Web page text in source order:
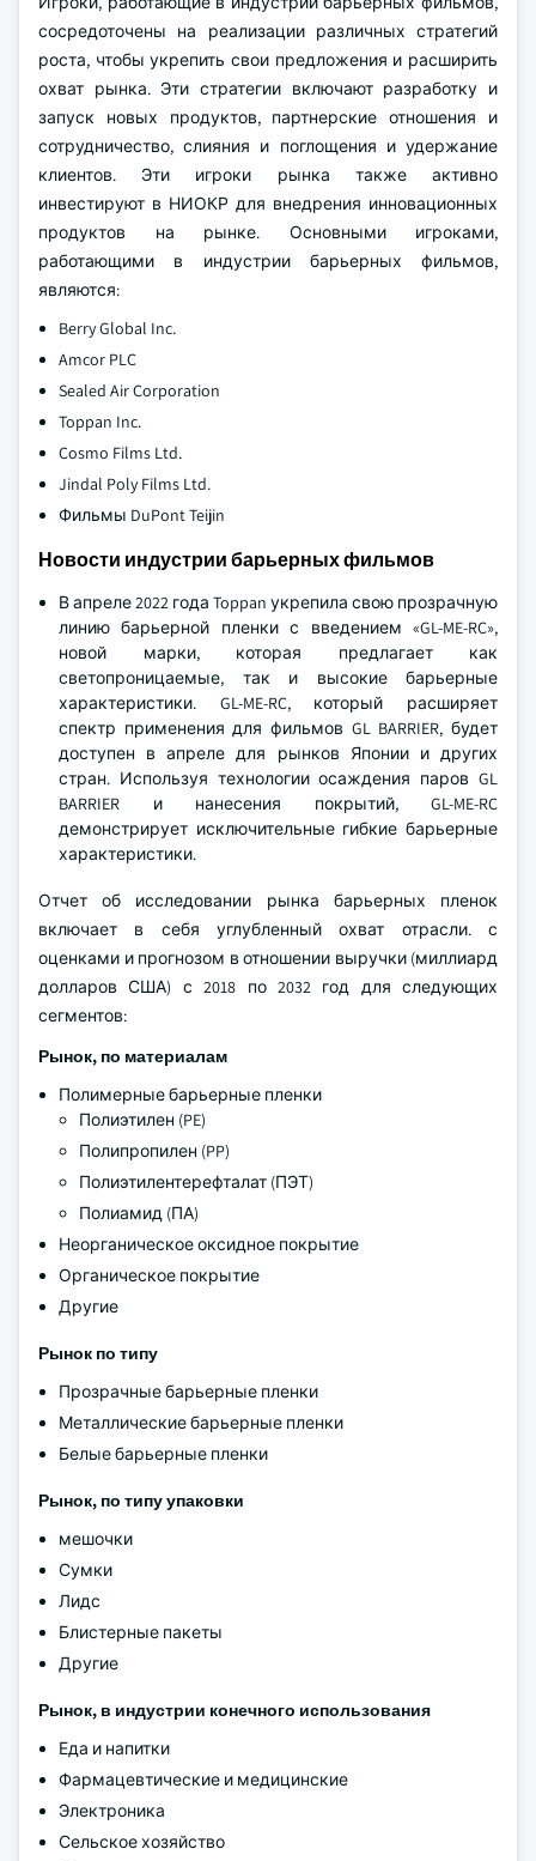
сосредоточены на реализации различных стратегий
роста, чтобы укрепить свои предложения и расширить
охват рынка. Эти стратегии включают разработку и
запуск новых продуктов, партнерские отношения и
сотрудничество, слияния и поглощения и удержание
клиентов. Эти игроки рынка также активно
инвестируют в НИОКР для внедрения инновационных
продуктов на рынке. Основными игроками,
работающими в индустрии барьерных фильмов,
являются:
Berry Global Inc.
Amcor PLC
Sealed Air Corporation
Toppan Inc.
Cosmo Films Ltd.
Jindal Poly Films Ltd.
Фильмы DuPont Teijin
Новости индустрии барьерных фильмов
В апреле 2022 года Toppan укрепила свою прозрачную
линию барьерной пленки с введением «GL-ME-RC»,
новой марки, которая предлагает как
светопроницаемые, так и высокие барьерные
характеристики. GL-ME-RC, который расширяет
спектр применения для фильмов GL BARRIER, будет
доступен в апреле для рынков Японии и других
стран. Используя технологии осаждения паров GL
BARRIER и нанесения покрытий, GL-ME-RC
демонстрирует исключительные гибкие барьерные
характеристики.
Отчет об исследовании рынка барьерных пленок
включает в себя углубленный охват отрасли. с
оценками и прогнозом в отношении выручки (миллиард
долларов США) с 2018 по 2032 год для следующих
сегментов:
Рынок, по материалам
Полимерные барьерные пленки
Полиэтилен (PE)
Полипропилен (PP)
Полиэтилентерефталат (ПЭТ)
Полиамид (ПА)
Неорганическое оксидное покрытие
Органическое покрытие
Другие
Рынок по типу
Прозрачные барьерные пленки
Металлические барьерные пленки
Белые барьерные пленки
Рынок, по типу упаковки
мешочки
Сумки
Лидс
Блистерные пакеты
Другие
Рынок, в индустрии конечного использования
Еда и напитки
Фармацевтические и медицинские
Электроника
Сельское хозяйство